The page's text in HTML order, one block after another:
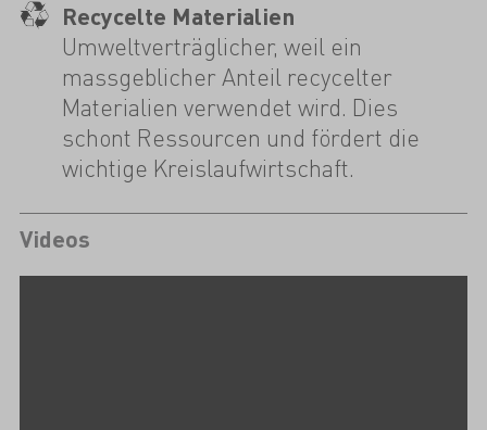
Recycelte Materialien
Umweltverträglicher, weil ein
massgeblicher Anteil recycelter
Materialien verwendet wird. Dies
schont Ressourcen und fördert die
wichtige Kreislaufwirtschaft.
Videos